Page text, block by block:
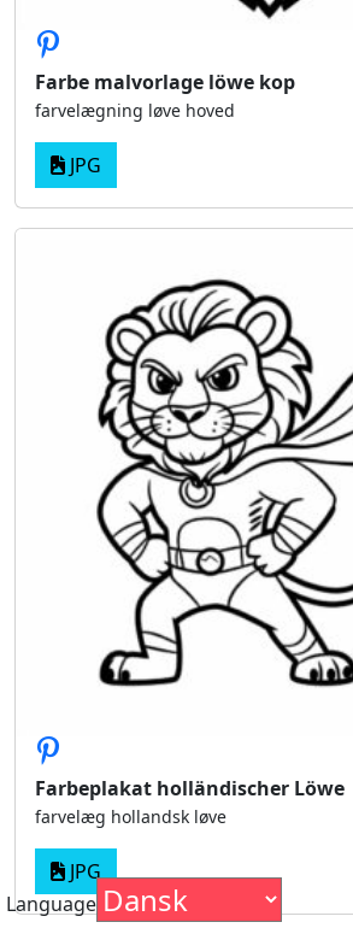
Farbe malvorlage löwe kop
farvelægning løve hoved
JPG
Farbeplakat holländischer Löwe
farvelæg hollandsk løve
JPG
Language